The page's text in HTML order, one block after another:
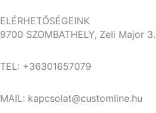
ELÉRHETŐSÉGEINK
9700 SZOMBATHELY, Zeli Major 3.
TEL: +36301657079
MAIL: kapcsolat@customline.hu